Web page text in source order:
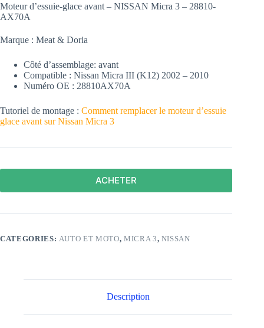
Moteur d’essuie-glace avant – NISSAN Micra 3 – 28810-
AX70A
Marque : Meat & Doria
Côté d’assemblage: avant
Compatible : Nissan Micra III (K12) 2002 – 2010
Numéro OE : 28810AX70A
Tutoriel de montage : Comment remplacer le moteur d’essuie
glace avant sur Nissan Micra 3
ACHETER
CATEGORIES: AUTO ET MOTO, MICRA 3, NISSAN
Description